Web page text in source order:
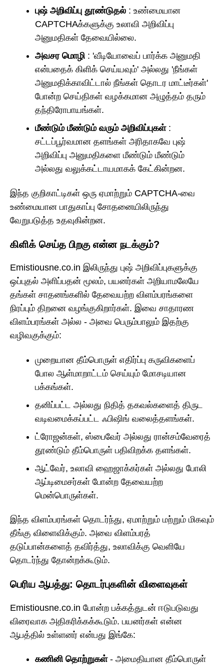
புஷ் அறிவிப்பு தூண்டுதல் : உண்மையான
CAPTCHAக்களுக்கு உலாவி அறிவிப்பு
அனுமதிகள் தேவையில்லை.
அவசர மொழி : 'வீடியோவைப் பார்க்க அனுமதி
என்பதைக் கிளிக் செய்யவும்' அல்லது 'நீங்கள்
அனுமதிக்காவிட்டால் நீங்கள் தொடர மாட்டீர்கள்'
போன்ற செய்திகள் வழக்கமான அழுத்தம் தரும்
தந்திரோபாயங்கள்.
மீண்டும் மீண்டும் வரும் அறிவிப்புகள்:
சட்டப்பூர்வமான தளங்கள் அரிதாகவே புஷ்
அறிவிப்பு அனுமதிகளை மீண்டும் மீண்டும்
அல்லது வலுக்கட்டாயமாகக் கேட்கின்றன.
இந்த குறிகாட்டிகள் ஒரு ஏமாற்றும் CAPTCHA-வை
உண்மையான பாதுகாப்பு சோதனையிலிருந்து
வேறுபடுத்த உதவுகின்றன.
கிளிக் செய்த பிறகு என்ன நடக்கும்?
Emistiousne.co.in இலிருந்து புஷ் அறிவிப்புகளுக்கு
ஒப்புதல் அளிப்பதன் மூலம், பயனர்கள் அறியாமலேயே
தங்கள் சாதனங்களில் தேவையற்ற விளம்பரங்களை
நிரப்பும் திறனை வழங்குகிறார்கள். இவை சாதாரண
விளம்பரங்கள் அல்ல - அவை பெரும்பாலும் இதற்கு
வழிவகுக்கும்:
முறையான தீம்பொருள் எதிர்ப்பு கருவிகளைப்
போல ஆள்மாறாட்டம் செய்யும் மோசடியான
பக்கங்கள்.
தனிப்பட்ட அல்லது நிதித் தகவல்களைத் திருட
வடிவமைக்கப்பட்ட ஃபிஷிங் வலைத்தளங்கள்.
ட்ரோஜன்கள், ஸ்பைவேர் அல்லது ரான்சம்வேரைத்
தூண்டும் தீம்பொருள் பதிவிறக்க தளங்கள்.
ஆட்வேர், உலாவி ஹைஜாக்கர்கள் அல்லது போலி
ஆப்டிமைசர்கள் போன்ற தேவையற்ற
மென்பொருள்கள்.
இந்த விளம்பரங்கள் தொடர்ந்து, ஏமாற்றும் மற்றும் மிகவும்
தீங்கு விளைவிக்கும். அவை விளம்பரத்
தடுப்பான்களைத் தவிர்த்து, உலாவிக்கு வெளியே
தொடர்ந்து தோன்றக்கூடும்.
பெரிய ஆபத்து: தொடர்புகளின் விளைவுகள்
Emistiousne.co.in போன்ற பக்கத்துடன் ஈடுபடுவது
விரைவாக அதிகரிக்கக்கூடும். பயனர்கள் என்ன
ஆபத்தில் உள்ளனர் என்பது இங்கே:
கணினி தொற்றுகள்- அமைதியான தீம்பொருள்